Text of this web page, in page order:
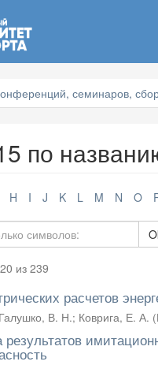
семинаров,
по
H I J K L M N O
из 239
расчетов
Галушко, В. Н.; Коврига, Е. А. (